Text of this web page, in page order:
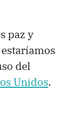
paz y
del
Unidos.